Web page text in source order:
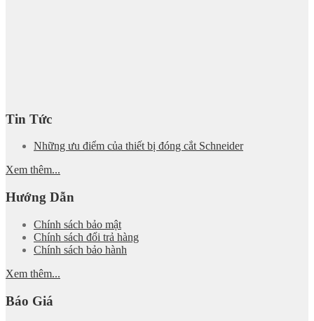
Tin Tức
Những ưu điểm của thiết bị đóng cắt Schneider
Xem thêm...
Hướng Dẫn
Chính sách bảo mật
Chính sách đổi trả hàng
Chính sách bảo hành
Xem thêm...
Báo Giá